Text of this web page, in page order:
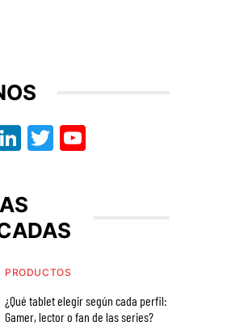
LinkedIn
Twitter
PRODUCTOS
¿Qué tablet elegir según cada perfil:
Gamer, lector o fan de las series?